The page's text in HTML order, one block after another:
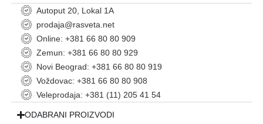
Autoput 20, Lokal 1A
prodaja@rasveta.net
Online: +381 66 80 80 909
Zemun: +381 66 80 80 929
Novi Beograd: +381 66 80 80 919
Voždovac: +381 66 80 80 908
Veleprodaja: +381 (11) 205 41 54
ODABRANI PROIZVODI